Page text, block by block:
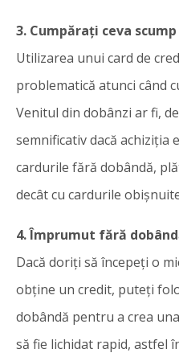
3. Cumpărați ceva scump
Utilizarea unui card de
problematică atunci când
Venitul din dobânzi ar fi,
semnificativ dacă achiziția
cardurile fără dobândă,
decât cu cardurile
4. Împrumut fără
Dacă doriți să începeți o
obține un credit, puteți
dobândă pentru a crea
să fie lichidat rapid, astfel